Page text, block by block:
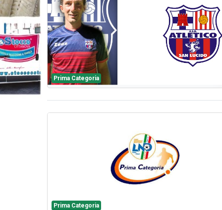
Prima Categoria
Prima Categoria